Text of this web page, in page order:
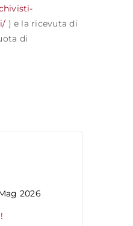
) e la ricevuta di
di
2026